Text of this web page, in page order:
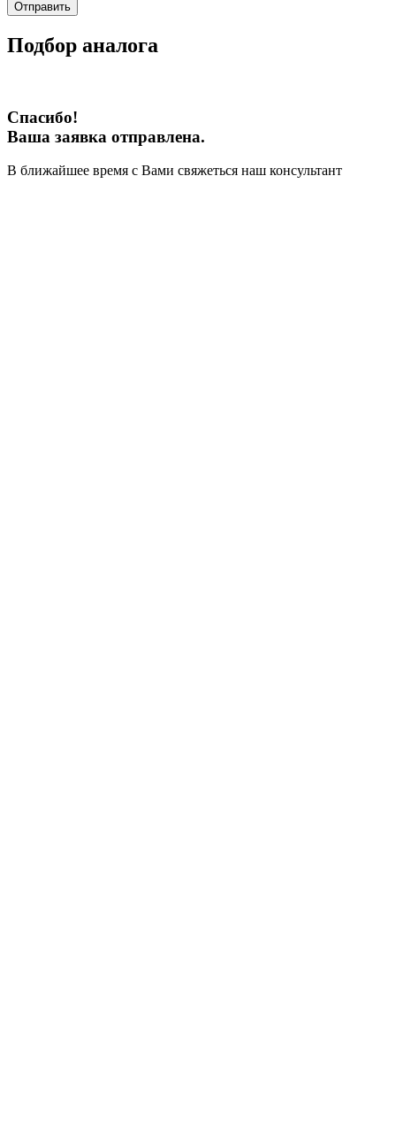
Отправить
Подбор аналога
Спасибо!
Ваша заявка отправлена.
В ближайшее время с Вами свяжеться наш консультант